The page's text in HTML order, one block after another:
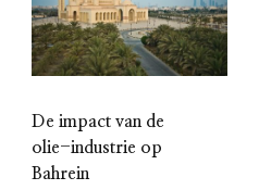
De impact van de
olie-industrie op
Bahrein